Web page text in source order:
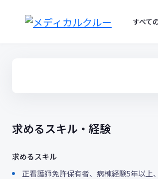
すべて
求めるスキル・経験
求めるスキル
正看護師免許保有者、病棟経験5年以